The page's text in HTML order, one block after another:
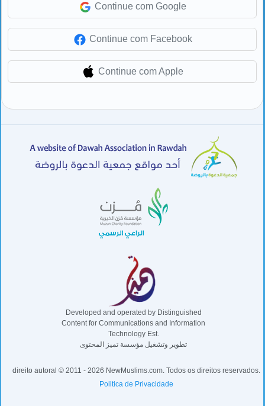
Continue com Google
Continue com Facebook
Continue com Apple
Developed and operated by Distinguished
Content for Communications and Information
Technology Est.
تطوير وتشغيل مؤسسة تميز المحتوى
direito autoral © 2011 - 2026 NewMuslims.com. Todos os direitos reservados.
Politica de Privacidade